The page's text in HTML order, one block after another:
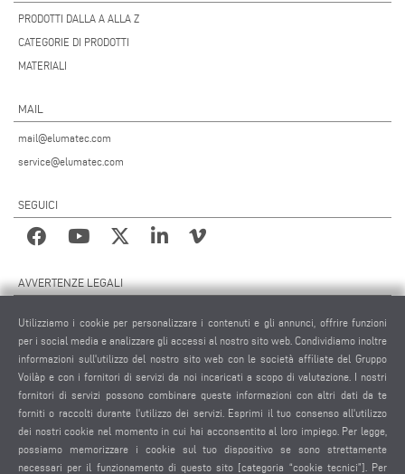
PRODOTTI DALLA A ALLA Z
CATEGORIE DI PRODOTTI
MATERIALI
MAIL
mail@elumatec.com
service@elumatec.com
SEGUICI
AVVERTENZE LEGALI
MATERIALE GRAFICO
PROTEZIONE DEI DATI
PROTEZIONE DEI DATI INTERNAZIONALE
CONTRATTO DI MANUTENZIONE REMOTA
IMPOSTAZIONE COOKIES
Utilizziamo i cookie per personalizzare i contenuti e gli annunci, offrire funzioni
per i social media e analizzare gli accessi al nostro sito web. Condividiamo inoltre
informazioni sull'utilizzo del nostro sito web con le società affiliate del Gruppo
Voilàp e con i fornitori di servizi da noi incaricati a scopo di valutazione. I nostri
fornitori di servizi possono combinare queste informazioni con altri dati da te
forniti o raccolti durante l'utilizzo dei servizi. Esprimi il tuo consenso all'utilizzo
dei nostri cookie nel momento in cui hai acconsentito al loro impiego. Per legge,
possiamo memorizzare i cookie sul tuo dispositivo se sono strettamente
necessari per il funzionamento di questo sito [categoria “cookie tecnici”]. Per